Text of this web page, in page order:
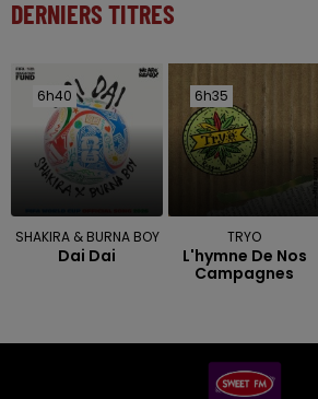
DERNIERS TITRES
6h40
6h40
SHAKIRA & BURNA BOY
Dai Dai
6h35
6h35
TRYO
L'hymne De Nos
Campagnes